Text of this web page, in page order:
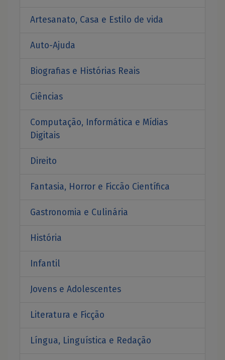
Artesanato, Casa e Estilo de vida
Auto-Ajuda
Biografias e Histórias Reais
Ciências
Computação, Informática e Mídias
Digitais
Direito
Fantasia, Horror e Ficcão Científica
Gastronomia e Culinária
História
Infantil
Jovens e Adolescentes
Literatura e Ficção
Língua, Linguística e Redação